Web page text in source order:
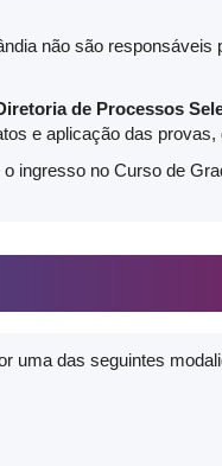
não são responsáveis
de Processos
e aplicação das provas,
ingresso no Curso de
uma das seguintes